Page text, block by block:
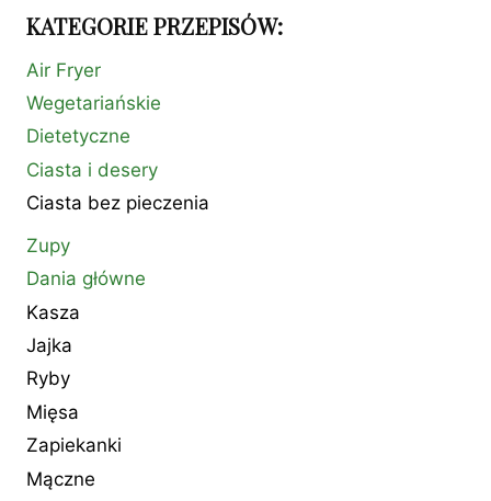
KATEGORIE PRZEPISÓW:
Air Fryer
Wegetariańskie
Dietetyczne
Ciasta i desery
Ciasta bez pieczenia
Zupy
Dania główne
Kasza
Jajka
Ryby
Mięsa
Zapiekanki
Mączne